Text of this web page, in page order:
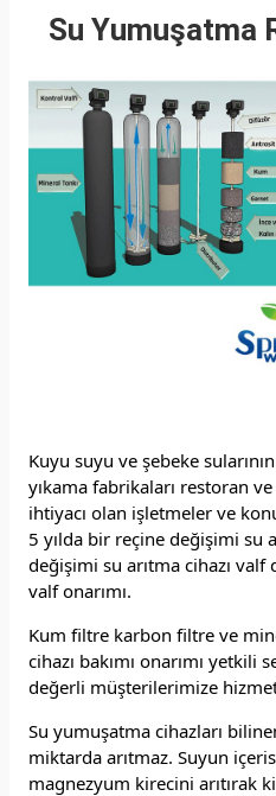
Su Yumuşatma
Kuyu suyu ve şebeke
yıkama fabrikaları restoran
ihtiyacı olan işletmeler ve
5 yılda bir reçine değişimi su
değişimi su arıtma cihazı valf
valf onarımı.
Kum filtre karbon filtre ve
cihazı bakımı onarımı
değerli müşterilerimize
Su yumuşatma cihazları
miktarda arıtmaz. Suyun
magnezyum kirecini arıtırak